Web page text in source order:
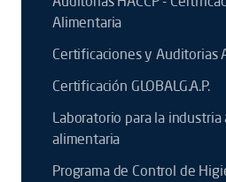
Alimentaria
Certificaciones y Auditorias
Certificación GLOBALG.A.P.
Laboratorio para la industria
alimentaria
Programa de Control de